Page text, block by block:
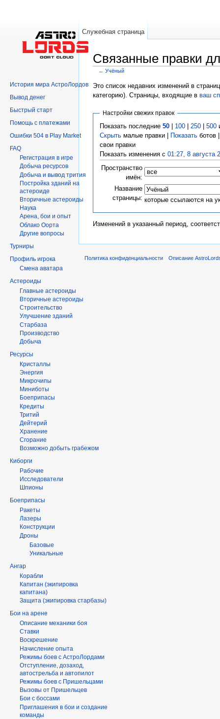
Связанные правки
← Учёный
Это список недавних изменений в
категорию). Страницы, входящие в ваш
Настройки свежих правок
Показать последние 50| 100| 250| 500
Скрытьмалые правки | Показатьботов
свои правки
Показать изменения с 01:27, 8 августа
Пространство
имён:
Название
страницы: которые ссылаются на
Изменений в указанный период,
Служебная страница
История мира АстроЛордов
Вывод денег
Быстрый старт
Помощь с платежами
Ошибки 504 в Play Market
FAQ
Регистрация в игре
Добыча ресурсов
Добыча и вывод трития
Постройка зданий на
астероиде
Вторичныe астероиды
Hаука
Арена, бои и опыт
Облако Оорта
Другие вопросы
Турниры
Профиль игрока
Смена аватара
Астероиды
Главные астероиды
Вторичные астероиды
Строительство
Улучшение зданий
Старбаза
Производство
Добыча
Ресурсы
Кристаллы
Энергия
Микрочипы
Миниботы
Боеприпасы
Кредиты
Тритий
Дейтерий
Хранение
Сгорание
Возможно добыть грабежом
Киборги
Рабочие
Исследователи
Шпионы
Боеприпасы
Ракеты
Лазеры
Конструкции
Дроны
Базовые
Уникальные
Ангар
Корабли
Капитан (экипировка
капитана)
Защита (экипировка старбазы)
Бои на арене
Описание механики боя
Ставки
Воскрешение
Начисление опыта
Режимы боев с АстроЛордами
Отступление, дозаход,
автострельба и автопилот
Режимы боев с Пришельцами
Вызовы от Пришельцев
Бои с боссами
Приглашения в бои и создание
команды
Политика конфиденциальности Описание